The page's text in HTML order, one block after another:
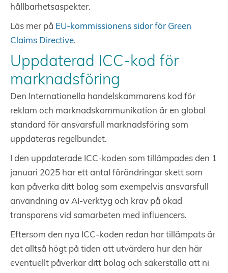
hållbarhetsaspekter.
Läs mer på EU-kommissionens sidor för Green
Claims Directive.
Uppdaterad ICC-kod för
marknadsföring
Den Internationella handelskammarens kod för
reklam och marknadskommunikation är en global
standard för ansvarsfull marknadsföring som
uppdateras regelbundet.
I den uppdaterade ICC-koden som tillämpades den 1
januari 2025 har ett antal förändringar skett som
kan påverka ditt bolag som exempelvis ansvarsfull
användning av AI-verktyg och krav på ökad
transparens vid samarbeten med influencers.
Eftersom den nya ICC-koden redan har tillämpats är
det alltså högt på tiden att utvärdera hur den här
eventuellt påverkar ditt bolag och säkerställa att ni